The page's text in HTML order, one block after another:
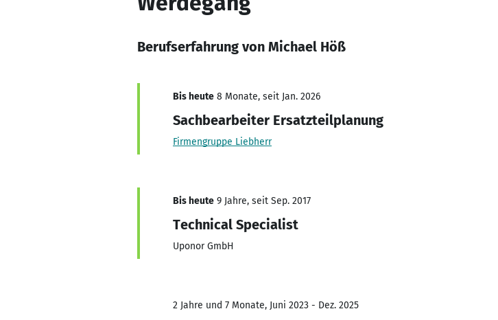
Berufserfahrung von Michael Höß
Bis heute 8 Monate, seit Jan. 2026
Sachbearbeiter Ersatzteilplanung
Firmengruppe Liebherr
Bis heute 9 Jahre, seit Sep. 2017
Technical Specialist
Uponor GmbH
2 Jahre und 7 Monate, Juni 2023 - Dez. 2025